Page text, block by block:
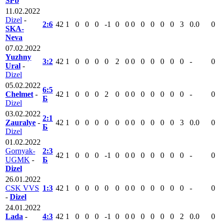
11.02.2022
Dizel -
SKA-
Neva
2:6 42 1 0 0 0 -1 0 0 0 0 0 0 0 3 0.0 0
07.02.2022
Yuzhny
Ural -
Dizel
3:2 42 1 0 0 0 0 2 0 0 0 0 0 0 0 - 0
05.02.2022
Chelmet -
Dizel
6:5
Б
42 1 0 0 0 2 0 0 0 0 0 0 0 0 - 0
03.02.2022
Zauralye -
Dizel
2:1
Б
42 1 0 0 0 0 0 0 0 0 0 0 0 3 0.0 0
01.02.2022
Gornyak-
UGMK -
Dizel
2:3
Б
42 1 0 0 0 -1 0 0 0 0 0 0 0 0 - 0
26.01.2022
CSK VVS
- Dizel
1:3 42 1 0 0 0 0 0 0 0 0 0 0 0 0 - 0
24.01.2022
Lada -
4:3 42 1 0 0 0 -1 0 0 0 0 0 0 0 2 0.0 0